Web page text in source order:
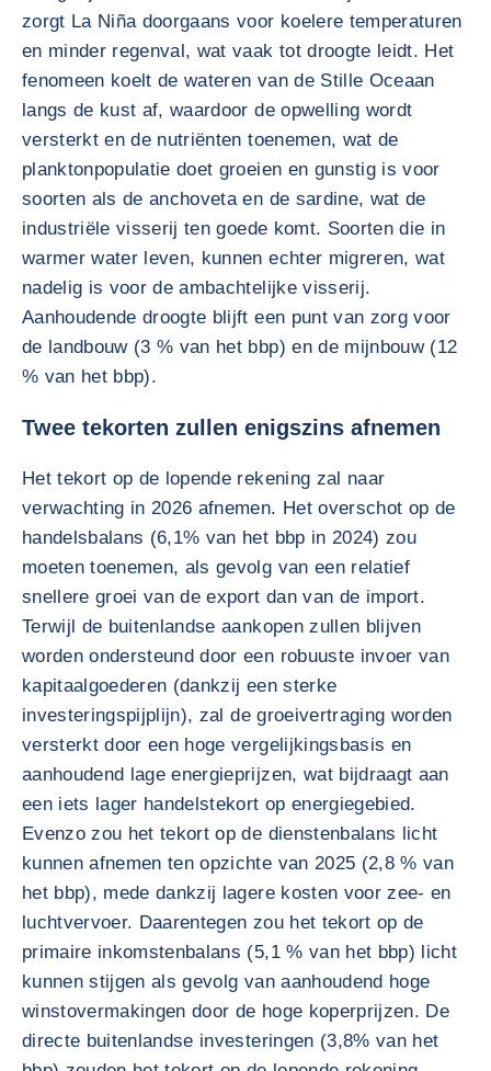
zorgt La Niña doorgaans voor koelere temperaturen
en minder regenval, wat vaak tot droogte leidt. Het
fenomeen koelt de wateren van de Stille Oceaan
langs de kust af, waardoor de opwelling wordt
versterkt en de nutriënten toenemen, wat de
planktonpopulatie doet groeien en gunstig is voor
soorten als de anchoveta en de sardine, wat de
industriële visserij ten goede komt. Soorten die in
warmer water leven, kunnen echter migreren, wat
nadelig is voor de ambachtelijke visserij.
Aanhoudende droogte blijft een punt van zorg voor
de landbouw (3 % van het bbp) en de mijnbouw (12
% van het bbp).
Twee tekorten zullen enigszins afnemen
Het tekort op de lopende rekening zal naar
verwachting in 2026 afnemen. Het overschot op de
handelsbalans (6,1% van het bbp in 2024) zou
moeten toenemen, als gevolg van een relatief
snellere groei van de export dan van de import.
Terwijl de buitenlandse aankopen zullen blijven
worden ondersteund door een robuuste invoer van
kapitaalgoederen (dankzij een sterke
investeringspijplijn), zal de groeivertraging worden
versterkt door een hoge vergelijkingsbasis en
aanhoudend lage energieprijzen, wat bijdraagt aan
een iets lager handelstekort op energiegebied.
Evenzo zou het tekort op de dienstenbalans licht
kunnen afnemen ten opzichte van 2025 (2,8 % van
het bbp), mede dankzij lagere kosten voor zee- en
luchtvervoer. Daarentegen zou het tekort op de
primaire inkomstenbalans (5,1 % van het bbp) licht
kunnen stijgen als gevolg van aanhoudend hoge
winstovermakingen door de hoge koperprijzen. De
directe buitenlandse investeringen (3,8% van het